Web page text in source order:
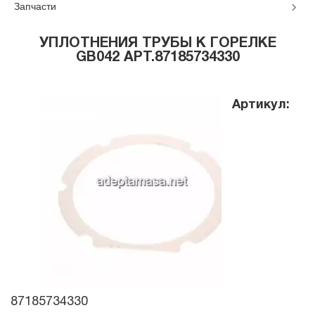
УПЛОТНЕНИЯ ТРУБЫ К ГОРЕЛКЕ
GB042 АРТ.87185734330
Артикул:
87185734330
Запчасти